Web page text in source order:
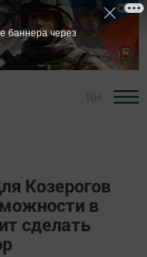
Козерогов
в
сделать
баннера через